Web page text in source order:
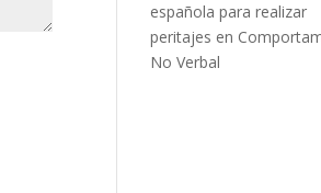
española para realizar
peritajes en
No Verbal